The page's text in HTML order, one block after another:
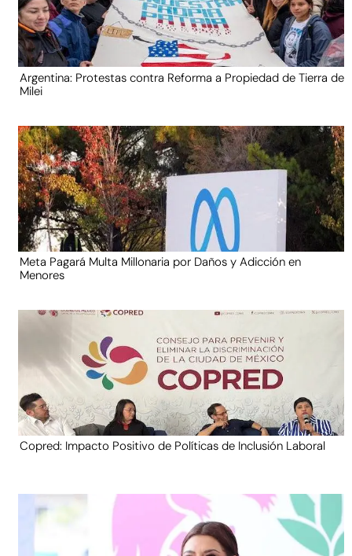
Argentina: Protestas contra Reforma a Propiedad de Tierra de
Milei
Meta Pagará Multa Millonaria por Daños y Adicción en
Menores
Copred: Impacto Positivo de Políticas de Inclusión Laboral